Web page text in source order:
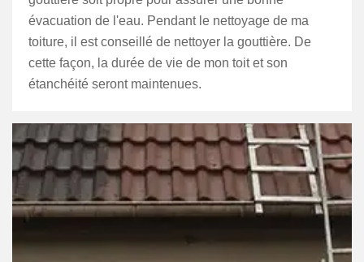
évacuation de l'eau. Pendant le nettoyage de ma
toiture, il est conseillé de nettoyer la gouttière. De
cette façon, la durée de vie de mon toit et son
étanchéité seront maintenues.